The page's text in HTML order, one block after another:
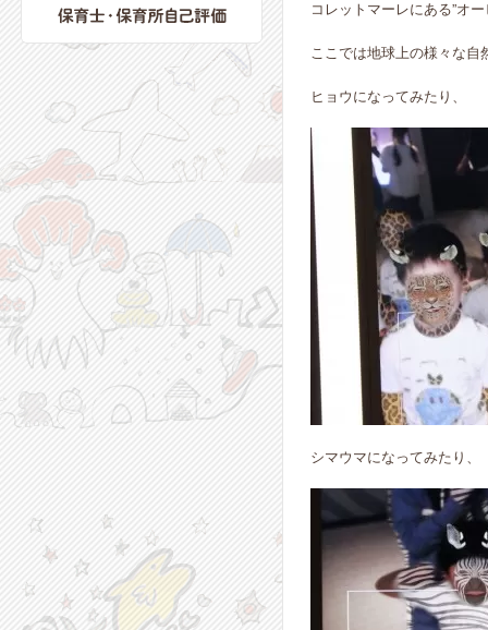
コレットマーレにある”オ
ここでは地球上の様々な
ヒョウになってみたり、
シマウマになってみたり、